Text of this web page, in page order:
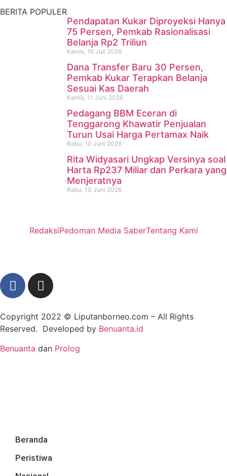
BERITA POPULER
Pendapatan Kukar Diproyeksi Hanya
75 Persen, Pemkab Rasionalisasi
Belanja Rp2 Triliun
Kamis, 16 Juli 2026
Dana Transfer Baru 30 Persen,
Pemkab Kukar Terapkan Belanja
Sesuai Kas Daerah
Kamis, 11 Juni 2026
Pedagang BBM Eceran di
Tenggarong Khawatir Penjualan
Turun Usai Harga Pertamax Naik
Rabu, 10 Juni 2026
Rita Widyasari Ungkap Versinya soal
Harta Rp237 Miliar dan Perkara yang
Menjeratnya
Rabu, 10 Juni 2026
RedaksiPedoman Media SaberTentang Kami
Copyright 2022 © Liputanborneo.com – All Rights
Reserved. Developed by Benuanta.id
Benuanta dan Prolog
Beranda
Peristiwa